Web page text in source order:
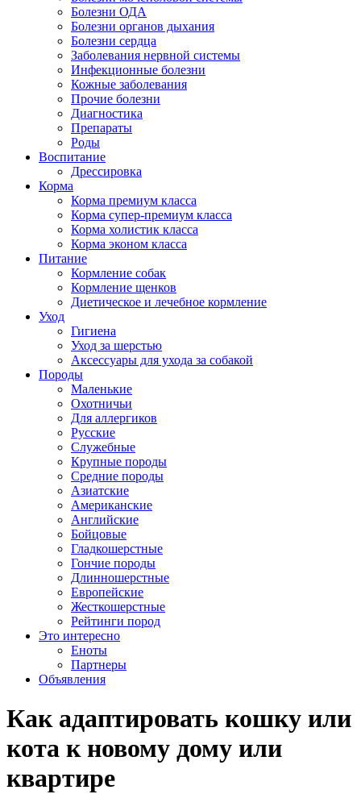
Болезни ОДА
Болезни органов дыхания
Болезни сердца
Заболевания нервной системы
Инфекционные болезни
Кожные заболевания
Прочие болезни
Диагностика
Препараты
Роды
Воспитание
Дрессировка
Корма
Корма премиум класса
Корма супер-премиум класса
Корма холистик класса
Корма эконом класса
Питание
Кормление собак
Кормление щенков
Диетическое и лечебное кормление
Уход
Гигиена
Уход за шерстью
Аксессуары для ухода за собакой
Породы
Маленькие
Охотничьи
Для аллергиков
Русские
Служебные
Крупные породы
Средние породы
Азиатские
Американские
Английские
Бойцовые
Гладкошерстные
Гончие породы
Длинношерстные
Европейские
Жесткошерстные
Рейтинги пород
Это интересно
Еноты
Партнеры
Объявления
Как адаптировать кошку или
кота к новому дому или
квартире